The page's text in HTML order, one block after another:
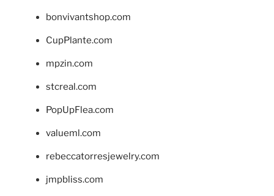
bonvivantshop.com
CupPlante.com
mpzin.com
stcreal.com
PopUpFlea.com
valueml.com
rebeccatorresjewelry.com
jmpbliss.com